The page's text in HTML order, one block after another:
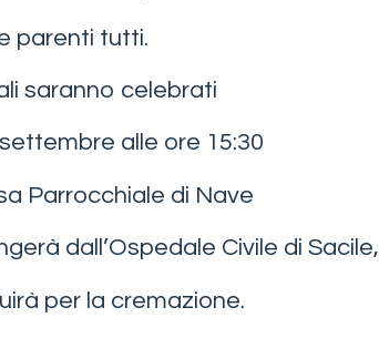
parenti tutti.
saranno celebrati
alle ore 15:30
Parrocchiale di Nave
dall’Ospedale Civile di Sacile,
per la cremazione.